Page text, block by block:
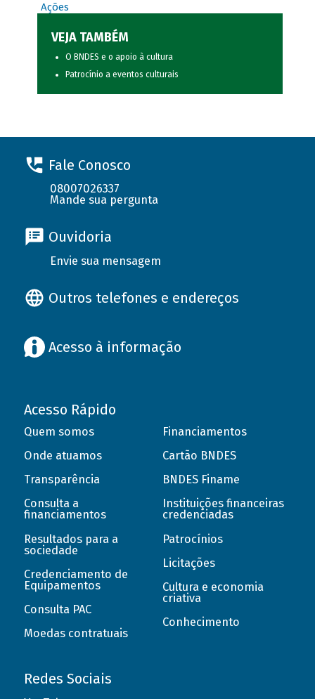
Ações
VEJA TAMBÉM
O BNDES e o apoio à cultura
Patrocínio a eventos culturais
Fale Conosco
08007026337
Mande sua pergunta
Ouvidoria
Envie sua mensagem
Outros telefones e endereços
Acesso à informação
Acesso Rápido
Quem somos
Onde atuamos
Transparência
Consulta a
financiamentos
Resultados para a
sociedade
Credenciamento de
Equipamentos
Consulta PAC
Moedas contratuais
Financiamentos
Cartão BNDES
BNDES Finame
Instituições financeiras
credenciadas
Patrocínios
Licitações
Cultura e economia
criativa
Conhecimento
Redes Sociais